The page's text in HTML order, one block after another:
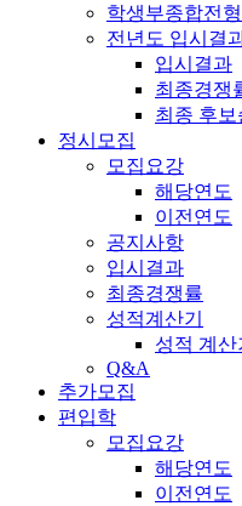
학생부종합전
전년도 입시결
입시결과
최종경쟁
최종 후보
정시모집
모집요강
해당연도
이전연도
공지사항
입시결과
최종경쟁률
성적계산기
성적 계산
Q&A
추가모집
편입학
모집요강
해당연도
이전연도